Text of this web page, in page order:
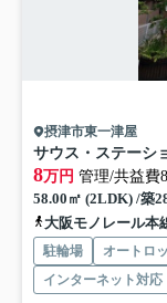
摂津市東一津屋
サウス・ステーシ
8万円 管理/共益費
58.00㎡ (2LDK) /築
大阪モノレール本
駐輪場 オートロ
インターネット対応